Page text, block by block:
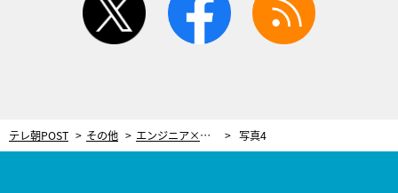
テレ朝POST その他 エンジニア×クリエイターたちがWEB3技術をエンタメ領域に活用、開発コンペ賞金総額270万円の各受賞者決定！ 写真4